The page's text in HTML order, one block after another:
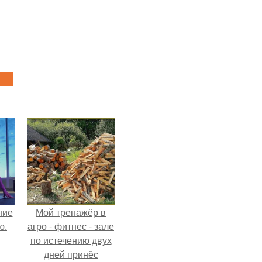
Мой тренажёр в
агро - фитнес - зале
по истечению двух
дней принёс